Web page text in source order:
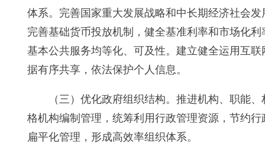
体系。完善国家重大发展战略和中长期经济社会
完善基础货币投放机制，健全基准利率和市场化
基本公共服务均等化、可及性。建立健全运用互
据有序共享，依法保护个人信息。
（三）优化政府组织结构。推进机构、职能
格机构编制管理，统筹利用行政管理资源，节约
扁平化管理，形成高效率组织体系。